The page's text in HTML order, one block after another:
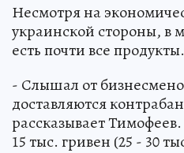
Несмотря на
украинской стороны, в
есть почти все продукты.
- Слышал от
доставляются
рассказывает
15 тыс. гривен (25 - 30